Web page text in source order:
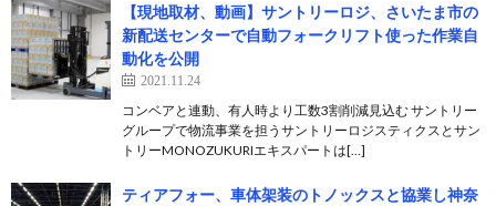
【現地取材、動画】サントリーロジ、さいたま市の
新配送センターで自動フォークリフト使った作業自
動化を公開
2021.11.24
コンベアと連動、有人時より工数3割削減見込む サントリー
グループで物流事業を担うサントリーロジスティクスとサン
トリーMONOZUKURIエキスパートは[…]
ティアフォー、車体架装のトノックスと協業し神奈